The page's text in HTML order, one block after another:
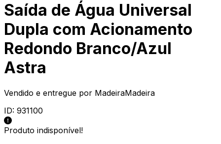
Saída de Água Universal
Dupla com Acionamento
Redondo Branco/Azul
Astra
Vendido e entregue por MadeiraMadeira
ID: 931100
Produto indisponível!